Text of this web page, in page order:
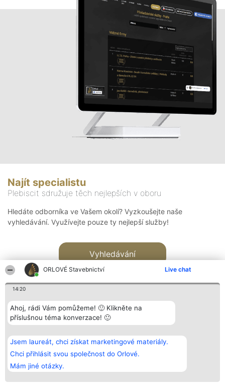
ORLOVÉ Stavebnictví Live chat
14:20
Ahoj, rádi Vám pomůžeme! 🙂 Klikněte na
příslušnou téma konverzace! 🙂
Jsem laureát, chci získat marketingové materiály.
Chci přihlásit svou společnost do Orlové.
Mám jiné otázky.
Najít specialistu
Plebiscit sdružuje těch nejlepších v oboru
Hledáte odborníka ve Vašem okolí? Vyzkoušejte naše
vyhledávání. Využívejte pouze ty nejlepší služby!
Vyhledávání
Bright Side Solutions sp. z o.
o. sp. k.
ul. Ruska 22
Wrocław 50-079
KRS 0000749100 | Regon
381313360 | NIP 8943132676
Vítězové
Seznam všech
laureátů
Zásady
Zásady
Kontakt